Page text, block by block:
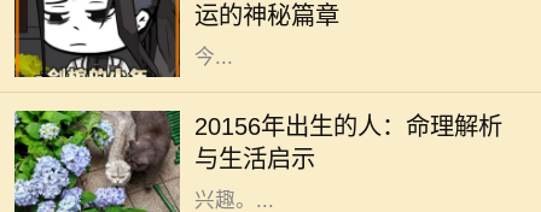
运的神秘篇章
是金的特性，还有深厚的文化内涵。
今...
20156年出生的人：命理解析
与生活启示
在中国传统命理学中，出生年份常常
被视为一个人命运的重要标志。
20156年，随着时代的变迁，许多人
对这一年份的命理特征产生了浓厚的
兴趣。...